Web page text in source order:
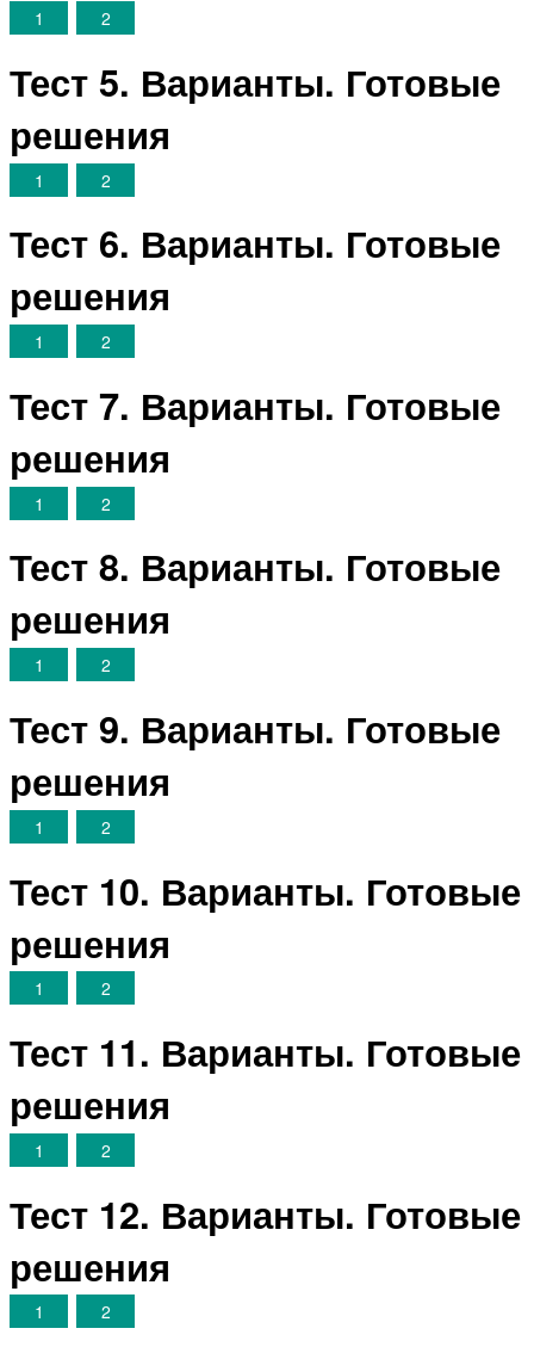
1 2
Тест 5. Варианты. Готовые
решения
1 2
Тест 6. Варианты. Готовые
решения
1 2
Тест 7. Варианты. Готовые
решения
1 2
Тест 8. Варианты. Готовые
решения
1 2
Тест 9. Варианты. Готовые
решения
1 2
Тест 10. Варианты. Готовые
решения
1 2
Тест 11. Варианты. Готовые
решения
1 2
Тест 12. Варианты. Готовые
решения
1 2